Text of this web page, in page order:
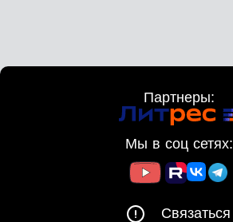
Партнеры:
Мы в соц сетях:
Связаться